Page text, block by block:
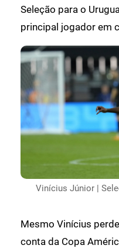
Seleção para o
principal jogador em
Vinícius Júnior |
Mesmo Vinícius
conta da Copa